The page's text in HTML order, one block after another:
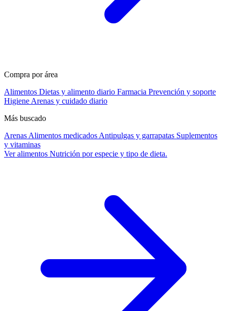
Compra por área
Alimentos Dietas y alimento diario Farmacia Prevención y soporte
Higiene Arenas y cuidado diario
Más buscado
Arenas Alimentos medicados Antipulgas y garrapatas Suplementos
y vitaminas
Ver alimentos Nutrición por especie y tipo de dieta.